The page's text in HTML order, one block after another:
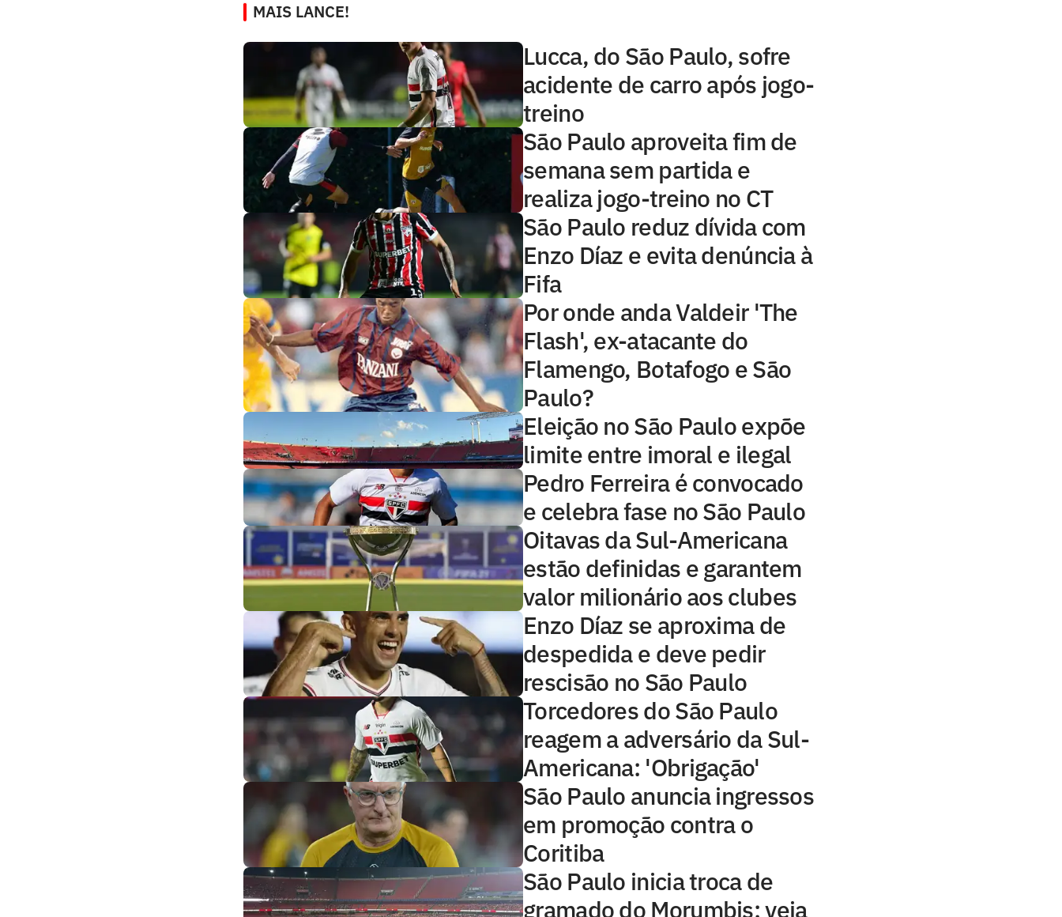
MAIS LANCE!
Lucca, do São Paulo, sofre
acidente de carro após jogo-
treino
São Paulo aproveita fim de
semana sem partida e
realiza jogo-treino no CT
São Paulo reduz dívida com
Enzo Díaz e evita denúncia à
Fifa
Por onde anda Valdeir 'The
Flash', ex-atacante do
Flamengo, Botafogo e São
Paulo?
Eleição no São Paulo expõe
limite entre imoral e ilegal
Pedro Ferreira é convocado
e celebra fase no São Paulo
Oitavas da Sul-Americana
estão definidas e garantem
valor milionário aos clubes
Enzo Díaz se aproxima de
despedida e deve pedir
rescisão no São Paulo
Torcedores do São Paulo
reagem a adversário da Sul-
Americana: 'Obrigação'
São Paulo anuncia ingressos
em promoção contra o
Coritiba
São Paulo inicia troca de
gramado do Morumbis; veja